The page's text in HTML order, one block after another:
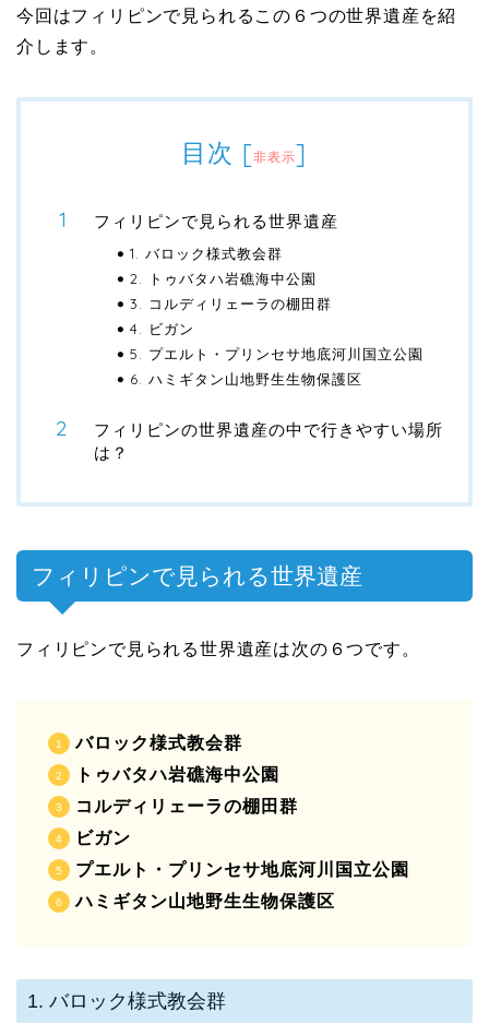
今回はフィリピンで見られるこの６つの世界遺産を紹
介します。
目次 [非表示]
フィリピンで見られる世界遺産
1. バロック様式教会群
2. トゥバタハ岩礁海中公園
3. コルディリェーラの棚田群
4. ビガン
5. プエルト・プリンセサ地底河川国立公園
6. ハミギタン山地野生生物保護区
フィリピンの世界遺産の中で行きやすい場所
は？
フィリピンで見られる世界遺産
フィリピンで見られる世界遺産は次の６つです。
バロック様式教会群
トゥバタハ岩礁海中公園
コルディリェーラの棚田群
ビガン
プエルト・プリンセサ地底河川国立公園
ハミギタン山地野生生物保護区
1. バロック様式教会群